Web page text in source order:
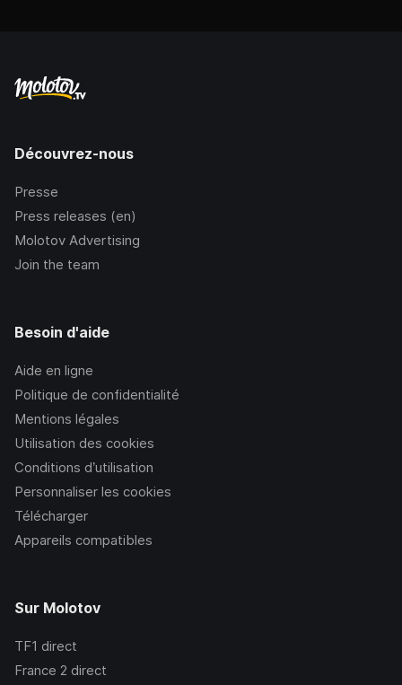
Découvrez-nous
Presse
Press releases (en)
Molotov Advertising
Join the team
Besoin d'aide
Aide en ligne
Politique de confidentialité
Mentions légales
Utilisation des cookies
Conditions d’utilisation
Personnaliser les cookies
Télécharger
Appareils compatibles
Sur Molotov
TF1 direct
France 2 direct